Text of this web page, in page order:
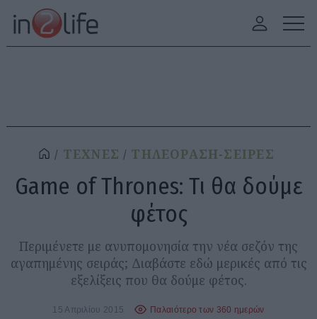
ΤΕΧΝΕΣ ΤΗΛΕΟΡΑΣΗ-ΣΕΙΡΕΣ
Game of Thrones: Τι θα δούμε
φέτος
Περιμένετε με ανυπομονησία την νέα σεζόν της
αγαπημένης σειράς; Διαβάστε εδώ μερικές από τις
εξελίξεις που θα δούμε φέτος.
15 Απριλίου 2015 Παλαιότερο των 360 ημερών